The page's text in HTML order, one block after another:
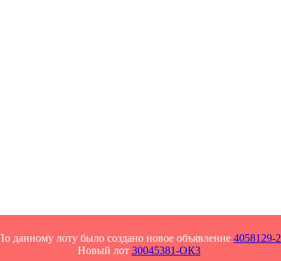
данному лоту было создано новое объявление 4058129-2
Новый лот 30045381-ОК3